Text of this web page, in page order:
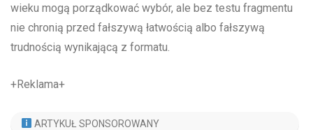
wieku mogą porządkować wybór, ale bez testu fragmentu
nie chronią przed fałszywą łatwością albo fałszywą
trudnością wynikającą z formatu.
+Reklama+
ARTYKUŁ SPONSOROWANY